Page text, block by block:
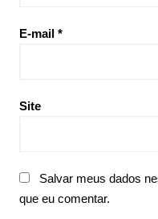
E-mail *
Site
Salvar meus dados
que eu comentar.